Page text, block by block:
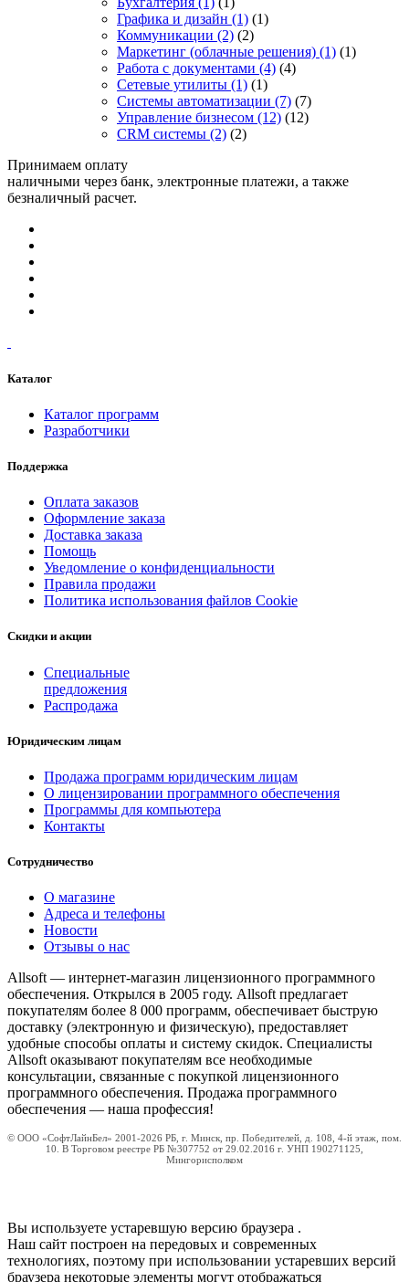
Графика и дизайн (1) (1)
Коммуникации (2) (2)
Маркетинг (облачные решения) (1) (1)
Работа с документами (4) (4)
Сетевые утилиты (1) (1)
Системы автоматизации (7) (7)
Управление бизнесом (12) (12)
CRM системы (2) (2)
Принимаем оплату
наличными через банк, электронные платежи, а также
безналичный расчет.
Каталог
Каталог программ
Разработчики
Поддержка
Оплата заказов
Оформление заказа
Доставка заказа
Помощь
Уведомление о конфиденциальности
Правила продажи
Политика использования файлов Cookie
Скидки и акции
Специальные
предложения
Распродажа
Юридическим лицам
Продажа программ юридическим лицам
О лицензировании программного обеспечения
Программы для компьютера
Контакты
Сотрудничество
О магазине
Адреса и телефоны
Новости
Отзывы о нас
Allsoft — интернет-магазин лицензионного программного
обеспечения. Открылся в 2005 году. Allsoft предлагает
покупателям более 8 000 программ, обеспечивает быструю
доставку (электронную и физическую), предоставляет
удобные способы оплаты и систему скидок. Специалисты
Allsoft оказывают покупателям все необходимые
консультации, связанные с покупкой лицензионного
программного обеспечения. Продажа программного
обеспечения — наша профессия!
© ООО «СофтЛайнБел» 2001-2026 РБ, г. Минск, пр. Победителей, д. 108, 4-й этаж, пом.
10. В Торговом реестре РБ №307752 от 29.02.2016 г. УНП 190271125,
Мингорисполком
Вы используете устаревшую версию браузера .
Наш сайт построен на передовых и современных
технологиях, поэтому при использовании устаревших версий
браузера некоторые элементы могут отображаться